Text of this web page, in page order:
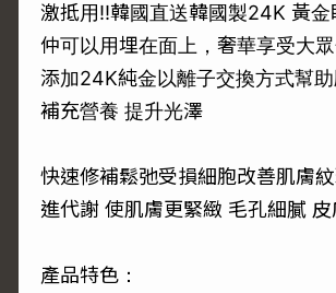
激抵用‼️韓國直送韓國製24K 黃金
仲可以用埋在面上，奢華享受大
添加24K純金以離子交換方式幫
補充營養 提升光澤
快速修補鬆弛受損細胞改善肌膚
進代謝 使肌膚更緊緻 毛孔細膩 皮
產品特色：